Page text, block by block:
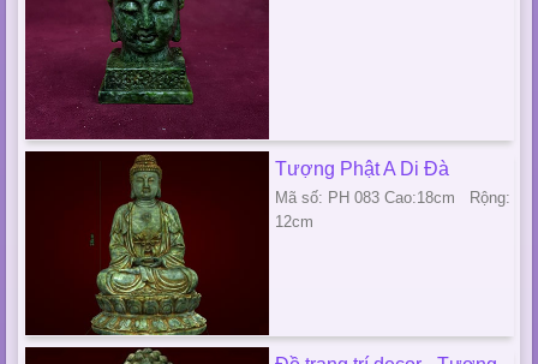
Tượng Phật A Di Đà
Mã số: PH 083 Cao:18cm Rộng:
12cm